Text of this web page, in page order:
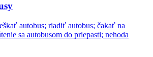
autobus; riadiť autobus; čakať na
sa autobusom do priepasti; nehoda